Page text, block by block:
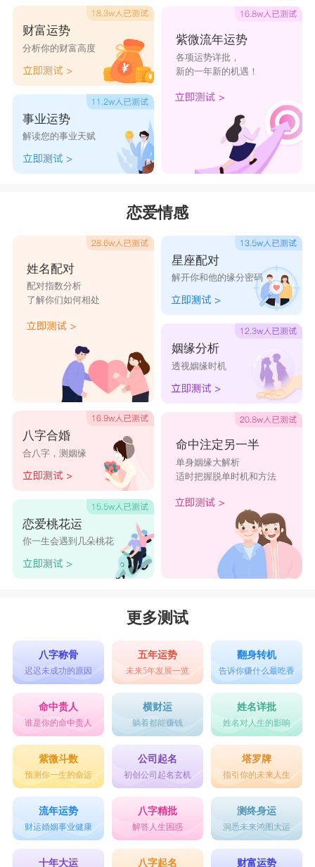
财富运势
分析你的财富高度
事业运势
解读您的事业天赋
紫微流年运势
各项运势详批，
新的一年新的机遇！
恋爱情感
姓名配对
配对指数分析
了解你们如何相处
八字合婚
合八字，测姻缘
恋爱桃花运
你一生会遇到几朵桃花
星座配对
解开你和他的缘分密码
姻缘分析
透视姻缘时机
命中注定另一半
单身姻缘大解析
适时把握脱单时机和方法
更多测试
八字称骨
迟迟未成功的原因
五年运势
未来5年发展一览
翻身转机
告诉你赚什么最吃香
命中贵人
谁是你的命中贵人
横财运
躺着都能赚钱
姓名详批
姓名对人生的影响
紫微斗数
预测你一生的命运
公司起名
初创公司起名玄机
塔罗牌
指引你的未来人生
流年运势
财运婚姻事业健康
八字精批
解答人生困惑
测终身运
洞悉未来鸿图大运
十年大运 八字起名 财富运势